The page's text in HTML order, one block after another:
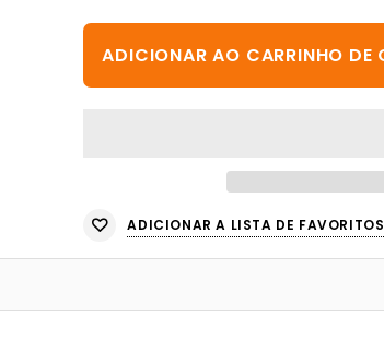
ADICIONAR A LISTA DE FAVORITOS